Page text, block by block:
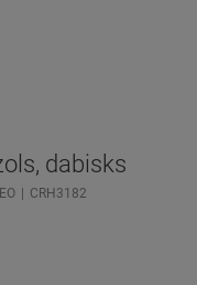
dabisks
CRH3182